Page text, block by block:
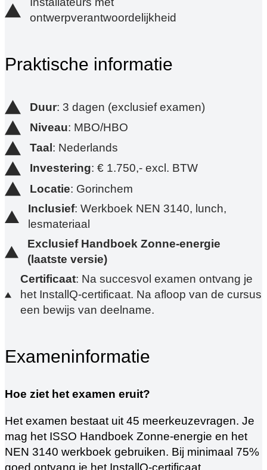
ontwerpverantwoordelijkheid
Praktische informatie
Duur: 3 dagen (exclusief examen)
Niveau: MBO/HBO
Taal : Nederlands
Investering: € 1.750,- excl. BTW
Locatie: Gorinchem
Inclusief: Werkboek NEN 3140, lunch,
lesmateriaal
Exclusief Handboek Zonne-energie
(laatste versie)
Certificaat: Na succesvol examen ontvang je
het InstallQ-certificaat. Na afloop van de cursus
een bewijs van deelname.
Exameninformatie
Hoe ziet het examen eruit?
Het examen bestaat uit 45 meerkeuzevragen. Je
mag het ISSO Handboek Zonne-energie en het
NEN 3140 werkboek gebruiken. Bij minimaal 75%
goed ontvang je het InstallQ-certificaat.